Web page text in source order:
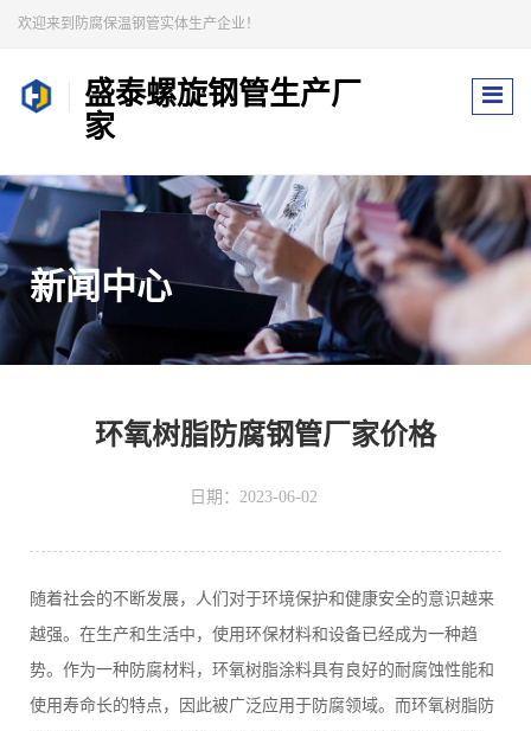
欢迎来到防腐保温钢管实体生产企业！
盛泰螺旋钢管生产厂
家
新闻中心
环氧树脂防腐钢管厂家价格
日期：2023-06-02
随着社会的不断发展，人们对于环境保护和健康安全的意识越来
越强。在生产和生活中，使用环保材料和设备已经成为一种趋
势。作为一种防腐材料，环氧树脂涂料具有良好的耐腐蚀性能和
使用寿命长的特点，因此被广泛应用于防腐领域。而环氧树脂防